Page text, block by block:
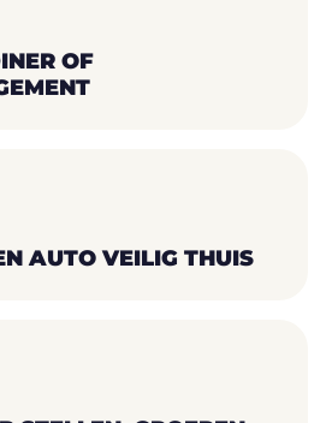
OF
AUTO VEILIG THUIS